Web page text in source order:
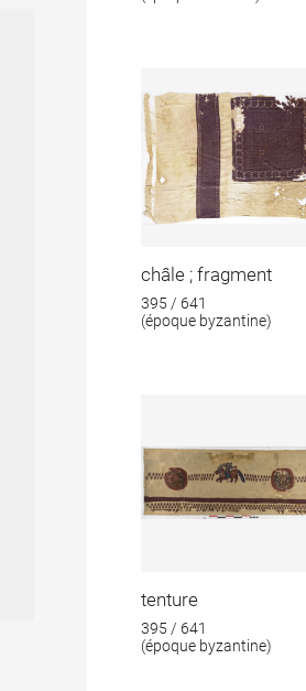
châle ; fragment
395 / 641
(époque byzantine)
tenture
395 / 641
(époque byzantine)